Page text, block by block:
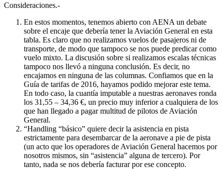
Consideraciones.-
En estos momentos, tenemos abierto con AENA un debate
sobre el encaje que debería tener la Aviación General en esta
tabla. Es claro que no realizamos vuelos de pasajeros ni de
transporte, de modo que tampoco se nos puede predicar como
vuelo mixto. La discusión sobre si realizamos escalas técnicas
tampoco nos llevó a ninguna conclusión. Es decir, no
encajamos en ninguna de las columnas. Confiamos que en la
Guía de tarifas de 2016, hayamos podido mejorar este tema.
En todo caso, la cuantía imputable a nuestras aeronaves ronda
los 31,55 – 34,36 €, un precio muy inferior a cualquiera de los
que han llegado a pagar multitud de pilotos de Aviación
General.
“Handling “básico” quiere decir la asistencia en pista
estrictamente para desembarcar de la aeronave a pie de pista
(un acto que los operadores de Aviación General hacemos por
nosotros mismos, sin “asistencia” alguna de tercero). Por
tanto, nada se nos debería facturar por ese concepto.